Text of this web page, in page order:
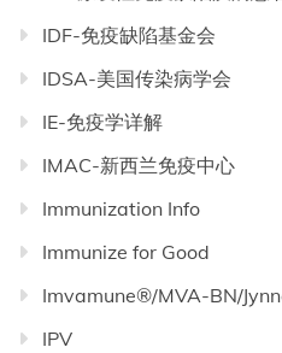
IDF-免疫缺陷基金会
IDSA-美国传染病学会
IE-免疫学详解
IMAC-新西兰免疫中心
Immunization Info
Immunize for Good
Imvamune®/MVA-BN/
IPV